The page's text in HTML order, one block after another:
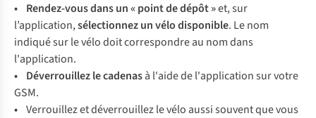
• Rendez-vous dans un « point de dépôt »et, sur
l’application,sélectionnez un vélo disponible. Le nom
indiqué sur le vélo doit correspondre au nom dans
l'application.
• Déverrouillez le cadenasà l'aide de l'application sur votre
GSM.
• Verrouillez et déverrouillez le vélo aussi souvent que vous